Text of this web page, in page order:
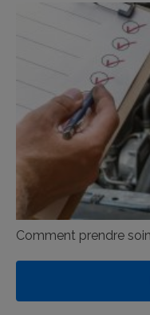
Comment prendre